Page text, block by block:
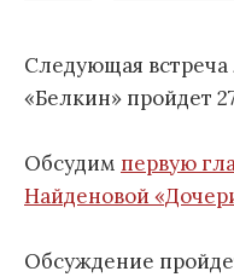
Следующая встреча
«Белкин» пройдет
Обсудим первую
Найденовой
Обсуждение